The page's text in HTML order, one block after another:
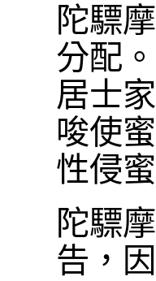
陀驃
分配
居士
唆使
性侵
陀驃
告，